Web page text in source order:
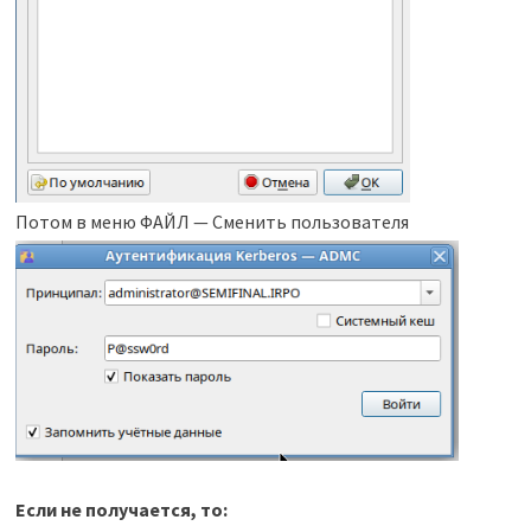
Потом в меню ФАЙЛ — Сменить пользователя
Если не получается, то: